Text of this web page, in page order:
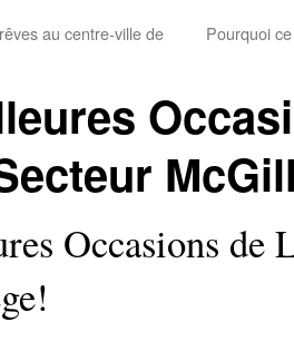
au centre-ville de
Pourquoi
Occasions de